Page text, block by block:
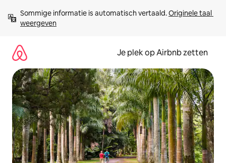
direct
naar
Sommige informatie is automatisch vertaald. Originele taal
weergeven
Je plek op Airbnb zetten